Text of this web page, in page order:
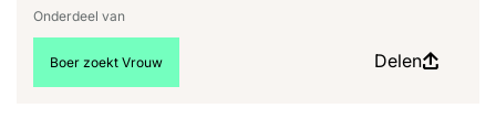
Onderdeel van
Bekijk meer artikelen over:
Boer zoekt Vrouw Delen